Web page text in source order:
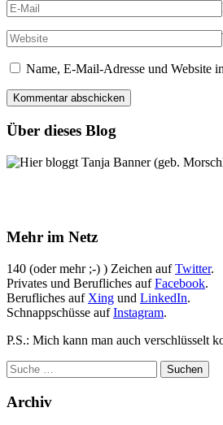
Name, E-Mail-Adresse und Website
Über dieses Blog
Hier bloggt Tanja Banner (geb.
Mehr im Netz
140 (oder mehr ;-) ) Zeichen aufTwitter.
Privates und Berufliches aufFacebook.
Berufliches auf Xing und LinkedIn.
Schnappschüsse aufInstagram.
P.S.: Mich kann man auch verschlüsselt
Archiv